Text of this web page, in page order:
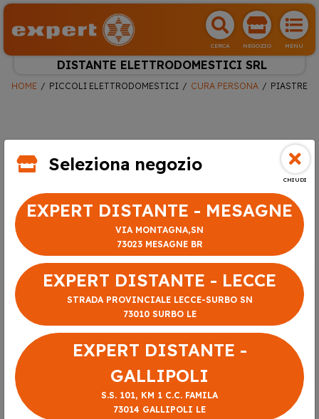
CERCA NEGOZIO MENU
DISTANTE ELETTRODOMESTICI SRL
HOME PICCOLI ELETTRODOMESTICI CURA PERSONA PIASTRE
Seleziona negozio
CHIUDI
EXPERT DISTANTE - MESAGNE
VIA MONTAGNA,SN
73023 MESAGNE BR
EXPERT DISTANTE - LECCE
STRADA PROVINCIALE LECCE-SURBO SN
73010 SURBO LE
EXPERT DISTANTE -
GALLIPOLI
S.S. 101, KM 1 C.C. FAMILA
73014 GALLIPOLI LE